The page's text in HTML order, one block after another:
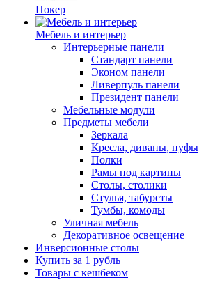
Покер
Мебель и интерьер
Интерьерные панели
Стандарт панели
Эконом панели
Ливерпуль панели
Президент панели
Мебельные модули
Предметы мебели
Зеркала
Кресла, диваны, пуфы
Полки
Рамы под картины
Столы, столики
Стулья, табуреты
Тумбы, комоды
Уличная мебель
Декоративное освещение
Инверсионные столы
Купить за 1 рубль
Товары с кешбеком